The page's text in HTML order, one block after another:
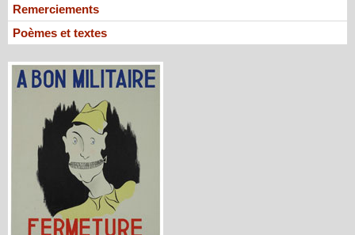
Remerciements
Poèmes et textes